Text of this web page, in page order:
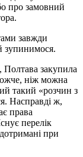
про замовний
завжди
зупинимося.
закупила
ніж можна
такий «розчин з
Насправді ж,
права
перелік
при